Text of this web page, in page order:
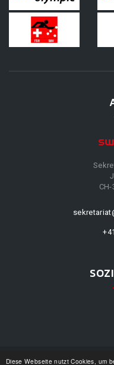
Diese Webseite nutzt Cookies, um